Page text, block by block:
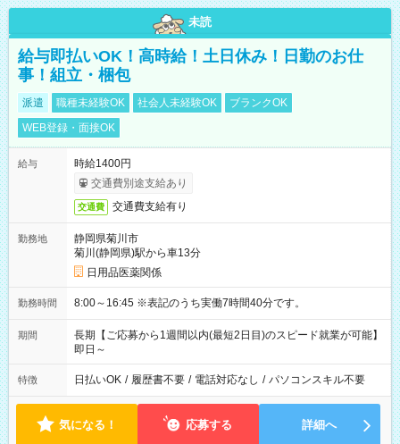
未読
給与即払いOK！高時給！土日休み！日勤のお仕
事！組立・梱包
派遣 職種未経験OK 社会人未経験OK
ブランクOK
WEB登録・面接OK
給与
時給1400円
交通費別途支給あり
交通費 交通費支給有り
勤務地
静岡県菊川市
菊川(静岡県)駅から車13分
日用品医薬関係
勤務時間 8:00～16:45 ※表記のうち実働7時間40分です。
期間
長期【ご応募から1週間以内(最短2日目)のスピード就業が可能】
即日～
特徴 日払いOK / 履歴書不要 / 電話対応なし / パソコンスキル不要
気になる！ 応募する 詳細へ